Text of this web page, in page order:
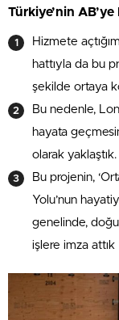
Türkiye’nin
Hizmete
hattıyla da bu
şekilde ortaya
Bu nedenle,
hayata
olarak yaklaştık.
Bu projenin,
Yolu’nun
genelinde,
işlere imza attık